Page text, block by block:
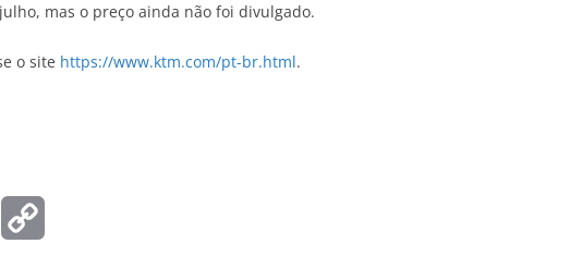
mas o preço ainda não foi divulgado.
o site https://www.ktm.com/pt-br.html.